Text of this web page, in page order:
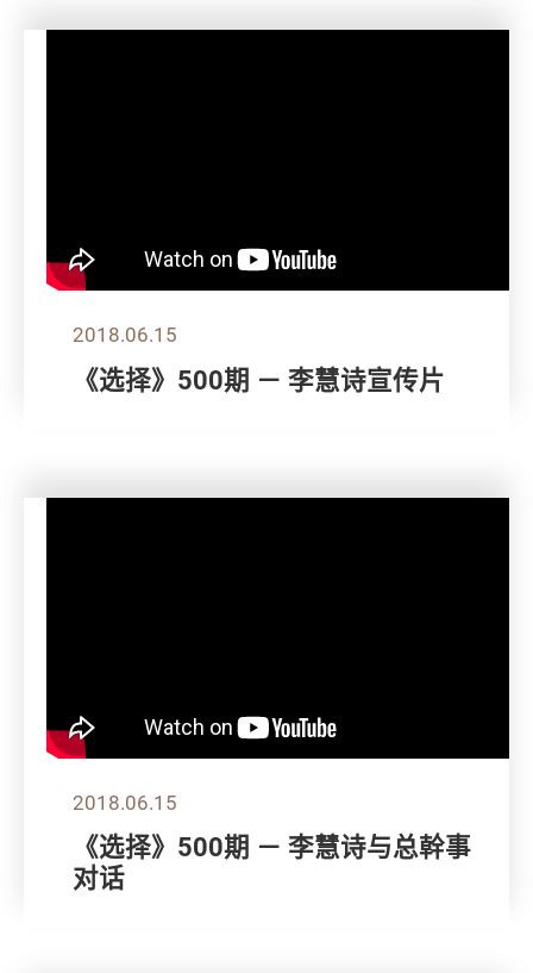
2018.06.15
《选择》500期 － 李慧诗宣传片
2018.06.15
《选择》500期 － 李慧诗与总幹事
对话